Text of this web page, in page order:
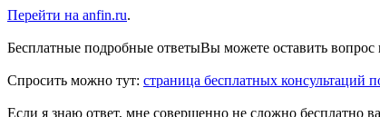
Перейти на anfin.ru.
Бесплатные подробные ответыВы можете оставить вопрос
Спросить можно тут: страница бесплатных консультаций
Если я знаю ответ, мне совершенно не сложно бесплатно